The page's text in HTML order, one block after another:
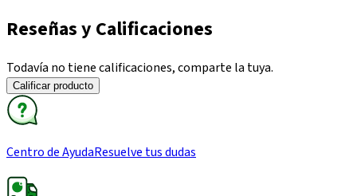
Reseñas y Calificaciones
Todavía no tiene calificaciones, comparte la tuya.
Calificar producto
Centro de AyudaResuelve tus dudas